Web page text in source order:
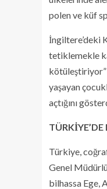
polen ve küf
İngiltere’deki
tetiklemekle
kötüleştiriyor”
yaşayan
açtığını
Türkiye,
Genel
bilhassa Ege,